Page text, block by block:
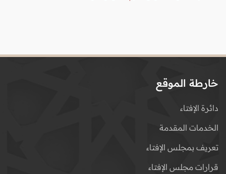
خارطة الموقع
دائرة الإفتاء
الخدمات المقدمة
تعريف بمجلس الإفتاء
قرارات مجلس الإفتاء